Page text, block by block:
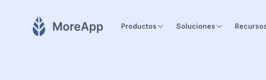
Productos Soluciones